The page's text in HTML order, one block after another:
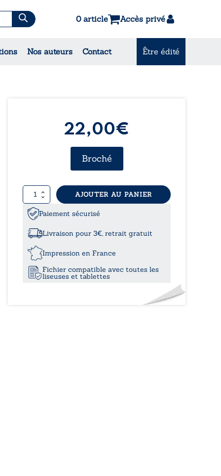
0 article Accès privé
Nos auteurs Contact Être édité
& Contes
22,00€
Broché
quantité
de
Le
désenchanteur
AJOUTER AU PANIER
Paiement sécurisé
Livraison pour 3€, retrait gratuit
Impression en France
Fichier compatible avec toutes les
liseuses et tablettes